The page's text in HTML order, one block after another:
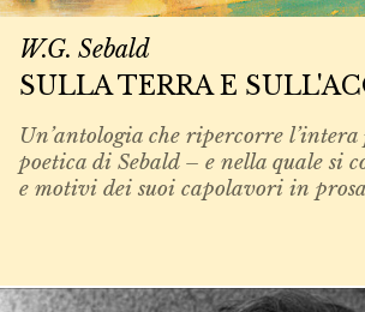
W.G. Sebald
SULLA TERRA E
Un’antologia che ripercorre
poetica di Sebald – e nella quale si
e motivi dei suoi capolavori in